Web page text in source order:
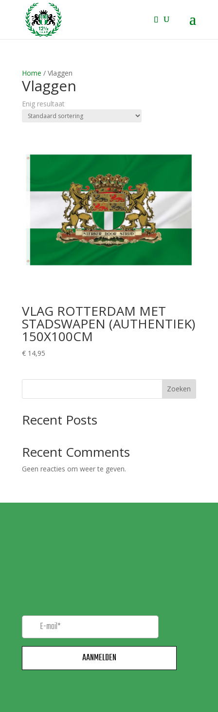
Home / Vlaggen
Vlaggen
Enig resultaat
VLAG ROTTERDAM MET
STADSWAPEN (AUTHENTIEK)
150X100CM
€14,95
Zoeken
Recent Posts
Recent Comments
Geen reacties om weer te geven.